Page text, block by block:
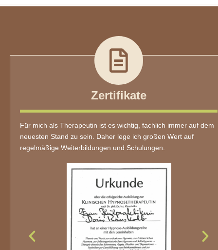
Zertifikate
Für mich als Therapeutin ist es wichtig, fachlich immer auf dem
neuesten Stand zu sein. Daher lege ich großen Wert auf
regelmäßige Weiterbildungen und Schulungen.